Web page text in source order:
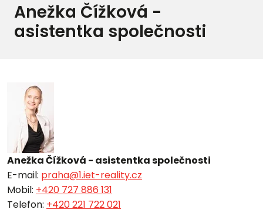
Anežka Čížková -
asistentka společnosti
Anežka Čížková - asistentka společnosti
E-mail: praha@1.iet-reality.cz
Mobil: +420 727 886 131
Telefon: +420 221 722 021